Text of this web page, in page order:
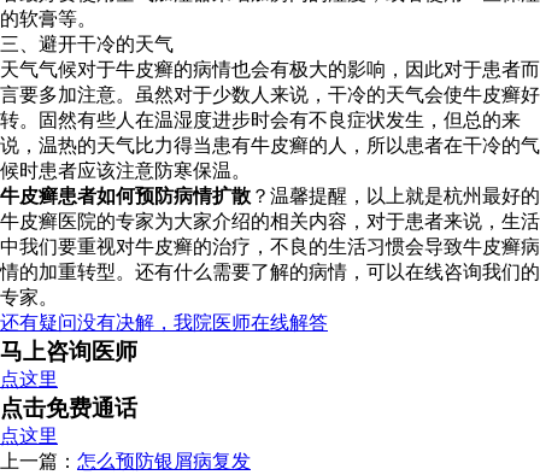
的软膏等。
三、避开干冷的天气
天气气候对于牛皮癣的病情也会有极大的影响，因此对于患者而
言要多加注意。虽然对于少数人来说，干冷的天气会使牛皮癣好
转。固然有些人在温湿度进步时会有不良症状发生，但总的来
说，温热的天气比力得当患有牛皮癣的人，所以患者在干冷的气
候时患者应该注意防寒保温。
牛皮癣患者如何预防病情扩散 ？温馨提醒，以上就是杭州最好的
牛皮癣医院的专家为大家介绍的相关内容，对于患者来说，生活
中我们要重视对牛皮癣的治疗，不良的生活习惯会导致牛皮癣病
情的加重转型。还有什么需要了解的病情，可以在线咨询我们的
专家。
还有疑问没有决解，我院医师在线解答
马上咨询医师
点这里
点击免费通话
点这里
上一篇： 怎么预防银屑病复发